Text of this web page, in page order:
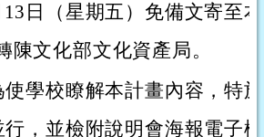
13日（星期五）免備文寄至
陳文化部文化資產局。
使學校瞭解本計畫內容，特
行，並檢附說明會海報電子